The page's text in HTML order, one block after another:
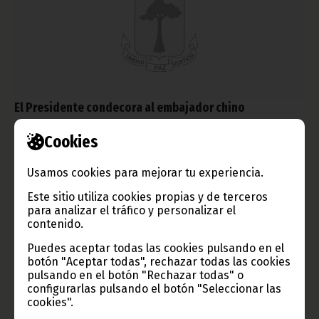
Cookies
Usamos cookies para mejorar tu experiencia.
Este sitio utiliza cookies propias y de terceros
para analizar el tráfico y personalizar el
contenido.
Puedes aceptar todas las cookies pulsando en el
botón "Aceptar todas", rechazar todas las cookies
pulsando en el botón "Rechazar todas" o
configurarlas pulsando el botón "Seleccionar las
cookies".
El Presidente condecora al embajador chino
Wang Shixiong, Embajador Extraordinario y Plenipotenciario de
Ecuatorial y ha recibido de manos de S. E. Obiang Nguema
Presidencia